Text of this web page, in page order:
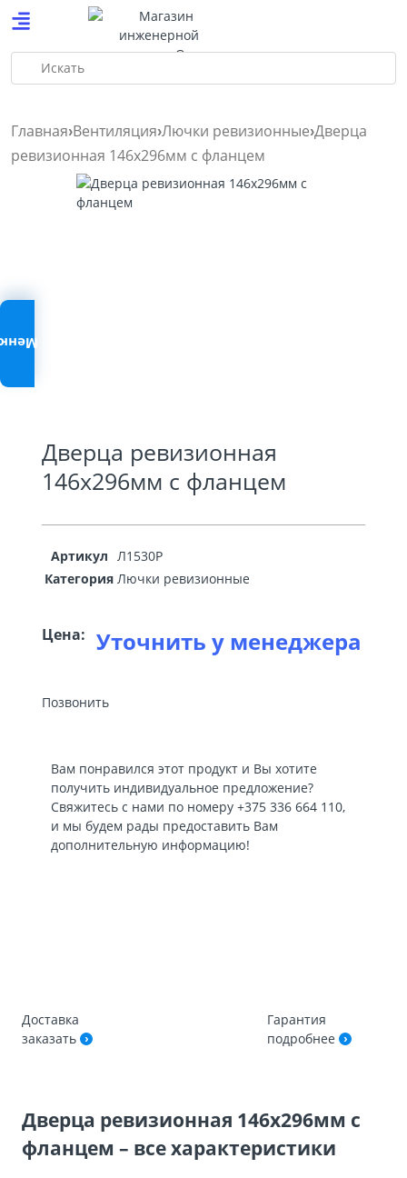
Искать
Главная Вентиляция Лючки ревизионные Дверца
ревизионная 146х296мм с фланцем
Дверца ревизионная
146х296мм с фланцем
Артикул Л1530Р
Категория Лючки ревизионные
Цена: Уточнить у менеджера
Позвонить
Вам понравился этот продукт и Вы хотите
получить индивидуальное предложение?
Свяжитесь с нами по номеру +375 336 664 110,
и мы будем рады предоставить Вам
дополнительную информацию!
Доставка
заказать
Гарантия
подробнее
Дверца ревизионная 146х296мм с
фланцем – все характеристики